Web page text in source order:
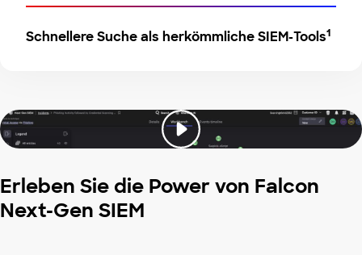
Schnellere Suche als herkömmliche SIEM-Tools1
Erleben Sie die Power von Falcon
Next-Gen SIEM